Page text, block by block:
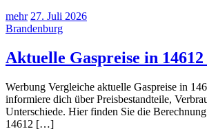
mehr 27. Juli 2026
Brandenburg
Aktuelle Gaspreise in 14612
Werbung Vergleiche aktuelle Gaspreise in
informiere dich über Preisbestandteile,
Unterschiede. Hier finden Sie die
14612 […]